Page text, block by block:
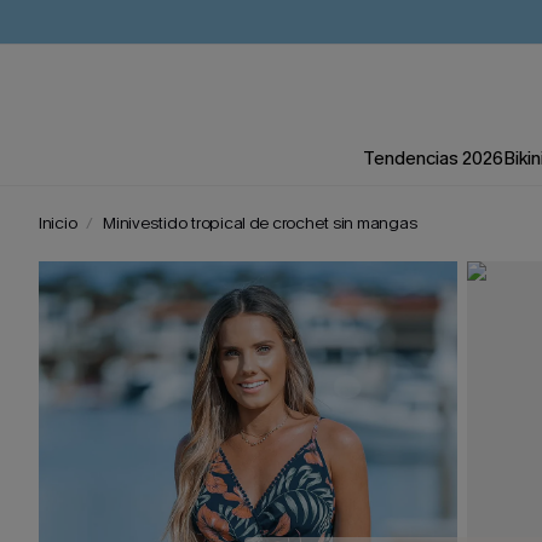
Tendencias 2026
Inicio Minivestido tropical de crochet sin mangas